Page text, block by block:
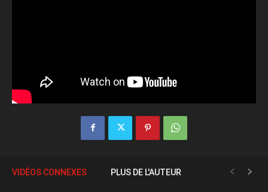
VIDÉOS CONNEXES PLUS DE L'AUTEUR